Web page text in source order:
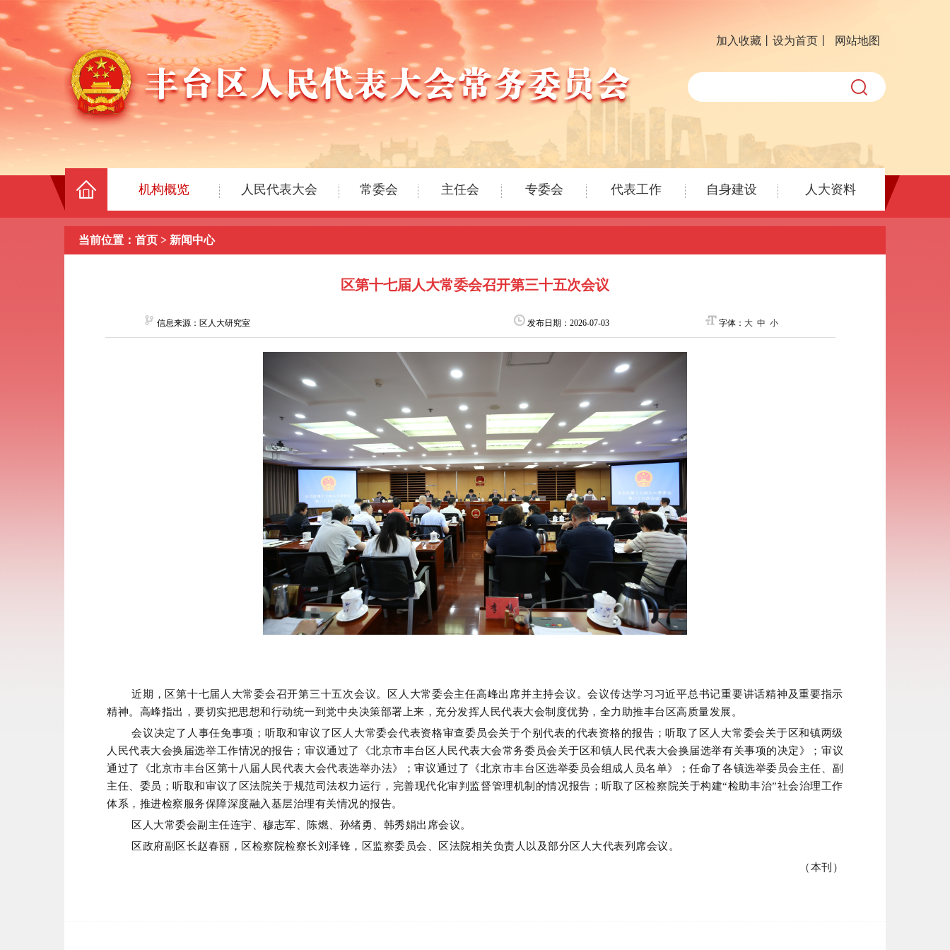
当前位置： 首页 > 新闻中心
区第十七届人大常委会召开第三十五次会议
信息来源：区人大研究室 发布日期：2026-07-03 字体： 大中小
近期，区第十七届人大常委会召开第三十五次会议。区人大常委会主任高峰出席并主持会议。会议传达学习习近平总书记重要讲话精神及重要指示
精神。高峰指出，要切实把思想和行动统一到党中央决策部署上来，充分发挥人民代表大会制度优势，全力助推丰台区高质量发展。
会议决定了人事任免事项；听取和审议了区人大常委会代表资格审查委员会关于个别代表的代表资格的报告；听取了区人大常委会关于区和镇两级
人民代表大会换届选举工作情况的报告；审议通过了《北京市丰台区人民代表大会常务委员会关于区和镇人民代表大会换届选举有关事项的决定》；审议
通过了《北京市丰台区第十八届人民代表大会代表选举办法》；审议通过了《北京市丰台区选举委员会组成人员名单》；任命了各镇选举委员会主任、副
主任、委员；听取和审议了区法院关于规范司法权力运行，完善现代化审判监督管理机制的情况报告；听取了区检察院关于构建“检助丰治”社会治理工作
体系，推进检察服务保障深度融入基层治理有关情况的报告。
区人大常委会副主任连宇、穆志军、陈燃、孙绪勇、韩秀娟出席会议。
区政府副区长赵春丽，区检察院检察长刘泽锋，区监察委员会、区法院相关负责人以及部分区人大代表列席会议。
（本刊）